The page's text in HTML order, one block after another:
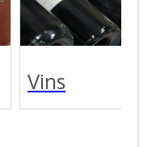
Vins